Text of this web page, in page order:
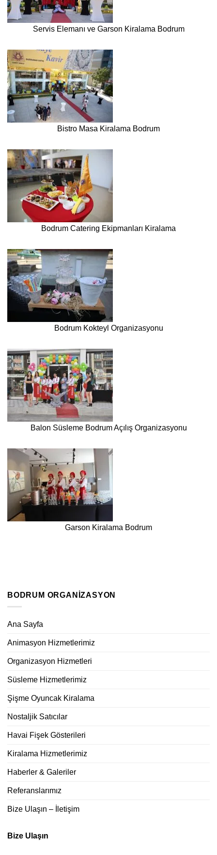
Servis Elemanı ve Garson Kiralama Bodrum
Bistro Masa Kiralama Bodrum
Bodrum Catering Ekipmanları Kiralama
Bodrum Kokteyl Organizasyonu
Balon Süsleme Bodrum Açılış Organizasyonu
Garson Kiralama Bodrum
BODRUM ORGANIZASYON
Ana Sayfa
Animasyon Hizmetlerimiz
Organizasyon Hizmetleri
Süsleme Hizmetlerimiz
Şişme Oyuncak Kiralama
Nostaljik Satıcılar
Havai Fişek Gösterileri
Kiralama Hizmetlerimiz
Haberler & Galeriler
Referanslarımız
Bize Ulaşın – İletişim
Bize Ulaşın